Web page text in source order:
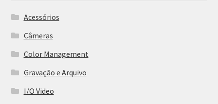
Acessórios
Câmeras
Color Management
Gravação e Arquivo
I/O Video